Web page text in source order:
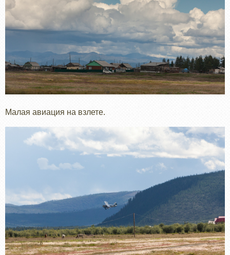
Малая авиация на взлете.